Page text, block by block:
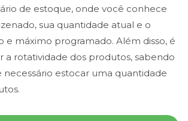
de estoque, onde você conhece
sua quantidade atual e o
e máximo programado. Além disso, é
a rotatividade dos produtos, sabendo
necessário estocar uma quantidade